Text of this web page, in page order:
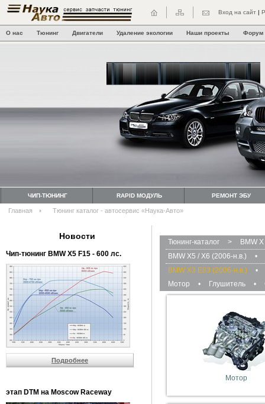
Вход на сайт |
О нас Тюнинг Двигатели Удаление экологии Наши проекты Форум
ЧИП-ТЮНИНГ RAPID МОДУЛЬ РЕМОНТ ЭБУ
Главная Тюнинг каталог - автосервис «Наука-Авто»
Новости
Чип-тюнинг BMW Х5 F15 - 600 лс.
Подробнее
этап DTM на Moscow Raceway
Тюнинг-каталог >
BMW
BMW X5 / X6 (2006-н.в.)
•
BMW X3 E83 (2006-н.в.)
•
Мотор
• Глушитель •
Мотор